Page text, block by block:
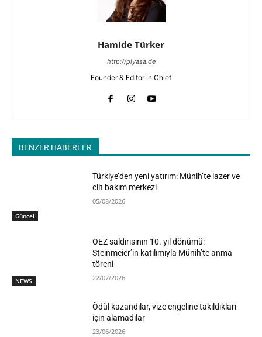
Hamide Türker
http://piyasa.de
Founder & Editor in Chief
BENZER HABERLER
Güncel
Türkiye’den yeni yatırım: Münih’te lazer ve
cilt bakım merkezi
05/08/2026
NEWS
OEZ saldırısının 10. yıl dönümü:
Steinmeier’in katılımıyla Münih’te anma
töreni
22/07/2026
Ödül kazandılar, vize engeline takıldıkları
için alamadılar
23/06/2026